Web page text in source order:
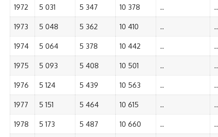
1972 5 031 5 347 10 378 .. ..
1973 5 048 5 362 10 410 .. ..
1974 5 064 5 378 10 442 .. ..
1975 5 093 5 408 10 501 .. ..
1976 5 124 5 439 10 563 .. ..
1977 5 151 5 464 10 615 .. ..
1978 5 173 5 487 10 660 .. ..